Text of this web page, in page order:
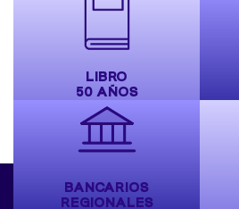
LIBRO
50 AÑOS
BANCARIOS
REGIONALES